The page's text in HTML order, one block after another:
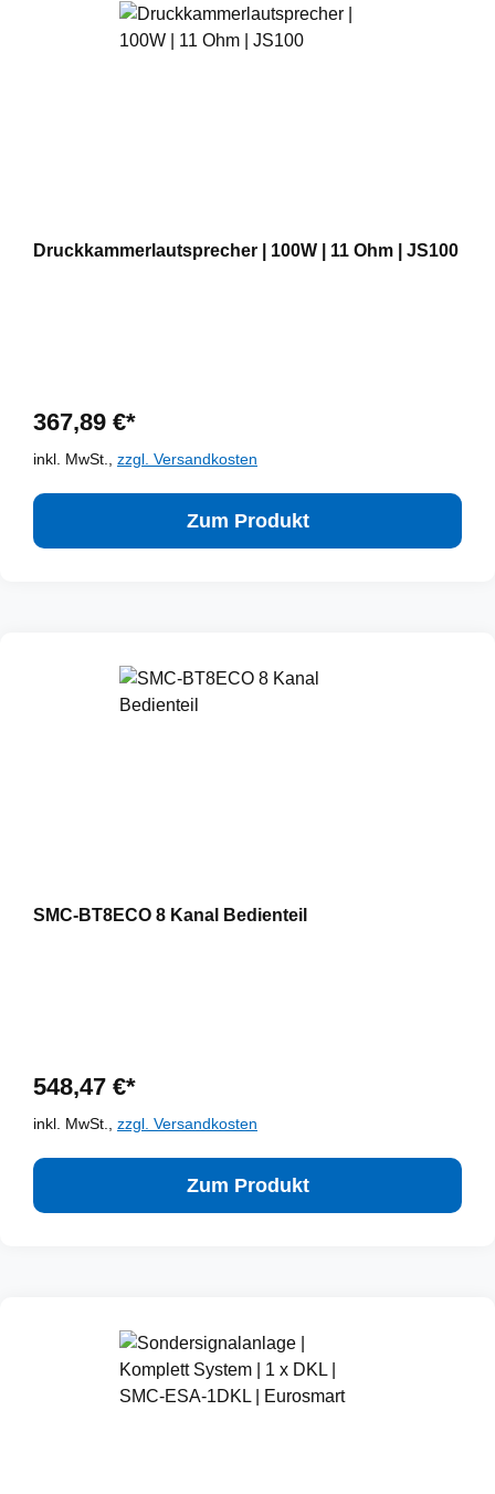
Druckkammerlautsprecher | 100W | 11 Ohm | JS100
367,89 €*
inkl. MwSt., zzgl. Versandkosten
Zum Produkt
SMC-BT8ECO 8 Kanal Bedienteil
548,47 €*
inkl. MwSt., zzgl. Versandkosten
Zum Produkt